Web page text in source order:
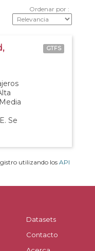
Ordenar por
Se
GTFS
utilizando los API
Datasets
Contacto